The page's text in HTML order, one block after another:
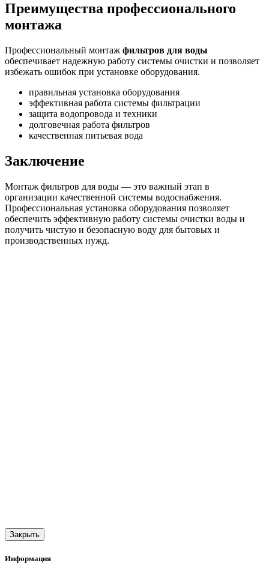
Преимущества профессионального
монтажа
Профессиональный монтаж фильтров для воды
обеспечивает надежную работу системы очистки и позволяет
избежать ошибок при установке оборудования.
правильная установка оборудования
эффективная работа системы фильтрации
защита водопровода и техники
долговечная работа фильтров
качественная питьевая вода
Заключение
Монтаж фильтров для воды — это важный этап в
организации качественной системы водоснабжения.
Профессиональная установка оборудования позволяет
обеспечить эффективную работу системы очистки воды и
получить чистую и безопасную воду для бытовых и
производственных нужд.
Закрыть
Информация